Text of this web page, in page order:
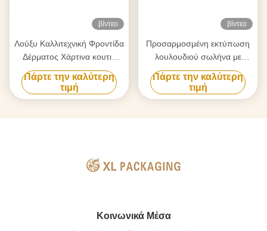
βίντεο
Λούξυ Καλλιτεχνική Φροντίδα
Δέρματος Χάρτινα κουτιά
σωλήνων Χειροποίητα
κυλινδρικά χαρτονιού με
εξατομικευμένη εκτύπωση,
Πάρτε την καλύτερη
τιμή
βίντεο
Προσαρμοσμένη εκτύπωση
λουλουδιού σωλήνα με
φορητό σχοινί μεταφοράς και
παχύ άκαμπτο χαρτί για τα
λουλούδια δώρα
Πάρτε την καλύτερη
τιμή
Κοινωνικά Μέσα